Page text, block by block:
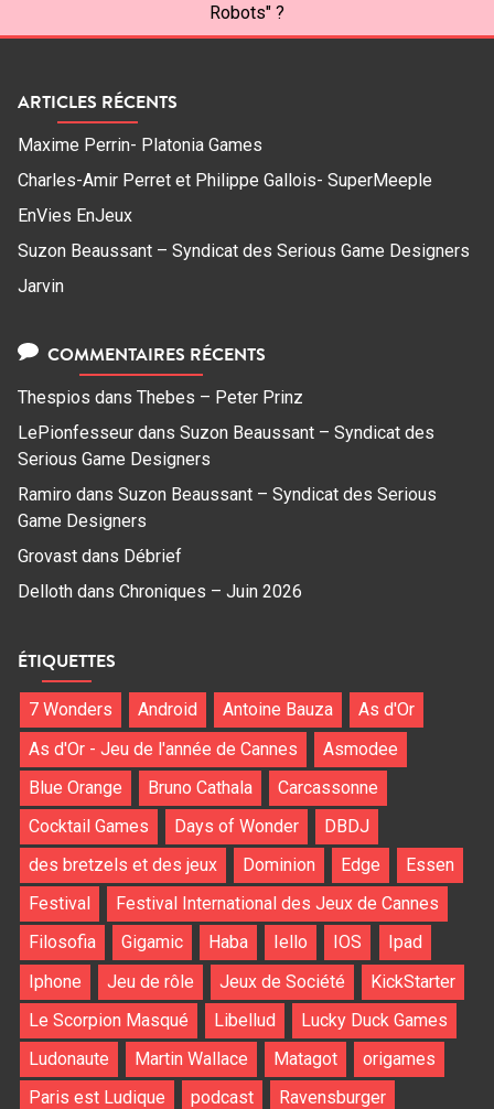
Robots" ?
ARTICLES RÉCENTS
Maxime Perrin- Platonia Games
Charles-Amir Perret et Philippe Gallois- SuperMeeple
EnVies EnJeux
Suzon Beaussant – Syndicat des Serious Game Designers
Jarvin
COMMENTAIRES RÉCENTS
Thespios dans Thebes – Peter Prinz
LePionfesseur dans Suzon Beaussant – Syndicat des
Serious Game Designers
Ramiro dans Suzon Beaussant – Syndicat des Serious
Game Designers
Grovast dans Débrief
Delloth dans Chroniques – Juin 2026
ÉTIQUETTES
7 Wonders Android Antoine Bauza
As d'Or
As d'Or - Jeu de l'année de Cannes
Asmodee
Blue Orange
Bruno Cathala
Carcassonne
Cocktail Games
Days of Wonder
DBDJ
des bretzels et des jeux
Dominion Edge
Essen
Festival
Festival International des Jeux de Cannes
Filosofia
Gigamic Haba Iello IOS
Ipad
Iphone
Jeu de rôle Jeux de Société
KickStarter
Le Scorpion Masqué
Libellud
Lucky Duck Games
Ludonaute
Martin Wallace Matagot
origames
Paris est Ludique
podcast Ravensburger